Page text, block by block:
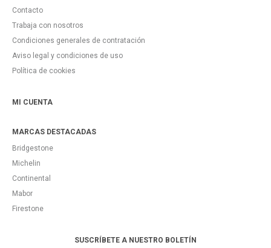
Contacto
Trabaja con nosotros
Condiciones generales de contratación
Aviso legal y condiciones de uso
Política de cookies
MI CUENTA
MARCAS DESTACADAS
Bridgestone
Michelin
Continental
Mabor
Firestone
SUSCRÍBETE A NUESTRO BOLETÍN